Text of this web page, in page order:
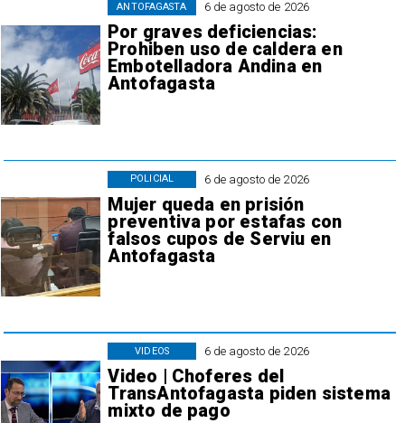
6 de agosto de 2026
Por graves deficiencias:
Prohiben uso de caldera en
Embotelladora Andina en
Antofagasta
ANTOFAGASTA
6 de agosto de 2026
Mujer queda en prisión
preventiva por estafas con
falsos cupos de Serviu en
Antofagasta
POLICIAL
6 de agosto de 2026
Video | Choferes del
TransAntofagasta piden sistema
mixto de pago
VIDEOS